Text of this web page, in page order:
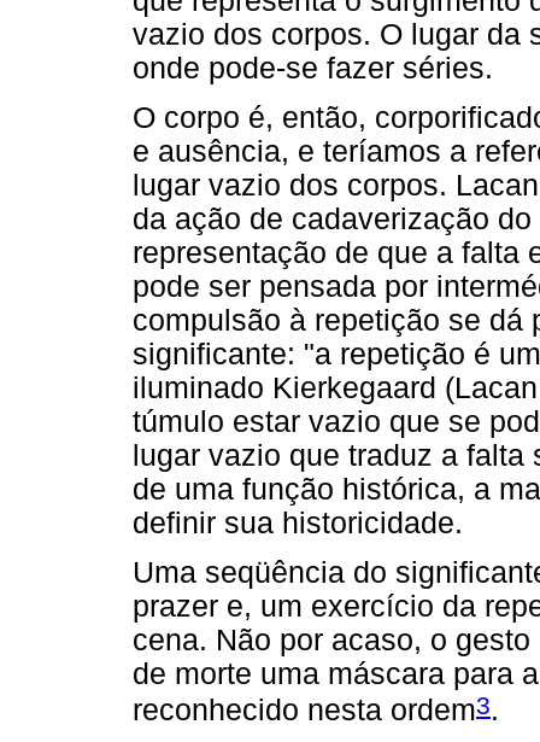
vazio dos corpos. O lugar da
onde pode-se fazer séries.
O corpo é, então,
e ausência, e teríamos a
lugar vazio dos corpos.
da ação de cadaverização
representação de que a falta
pode ser pensada por
compulsão à repetição se
significante: "a repetição é
iluminado Kierkegaard
túmulo estar vazio que se
lugar vazio que traduz a falta
de uma função histórica, a
definir sua historicidade.
Uma seqüência do
prazer e, um exercício da
cena. Não por acaso, o
de morte uma máscara para
reconhecido nesta ordem3.